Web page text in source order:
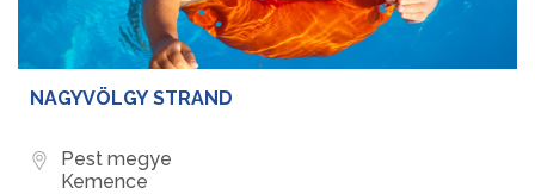
NAGYVÖLGY STRAND
Pest megye
Kemence